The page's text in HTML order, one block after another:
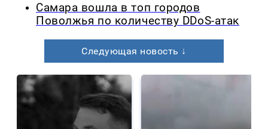
Самара вошла в топ городов
Поволжья по количеству DDoS-атак
Следующая новость ↓